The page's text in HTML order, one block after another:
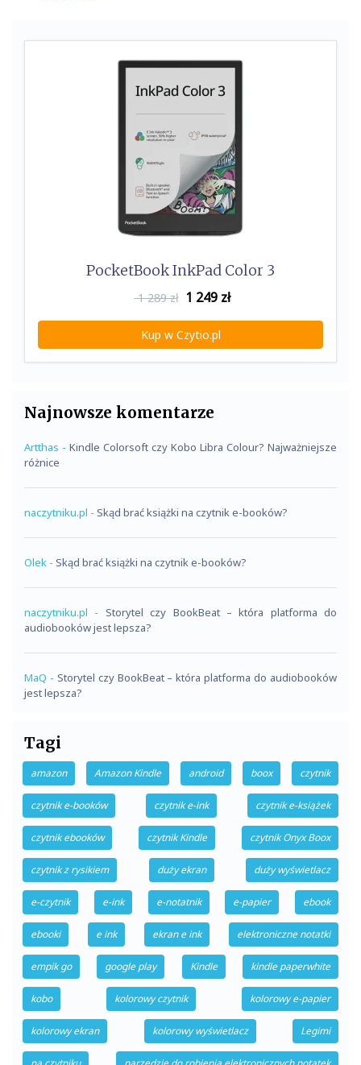
PocketBook InkPad Color 3
1 289 zł 1 249zł
Kup w Czytio.pl
Najnowsze komentarze
Artthas - Kindle Colorsoft czy Kobo Libra Colour? Najważniejsze
różnice
naczytniku.pl - Skąd brać książki na czytnik e-booków?
Olek - Skąd brać książki na czytnik e-booków?
naczytniku.pl - Storytel czy BookBeat – która platforma do
audiobooków jest lepsza?
MaQ - Storytel czy BookBeat – która platforma do audiobooków
jest lepsza?
Tagi
amazon Amazon Kindle android boox czytnik
czytnik e-booków czytnik e-ink czytnik e-książek
czytnik ebooków czytnik Kindle czytnik Onyx Boox
czytnik z rysikiem duży ekran duży wyświetlacz
e-czytnik e-ink e-notatnik e-papier ebook
ebooki e ink ekran e ink elektroniczne notatki
empik go google play Kindle kindle paperwhite
kobo kolorowy czytnik kolorowy e-papier
kolorowy ekran kolorowy wyświetlacz Legimi